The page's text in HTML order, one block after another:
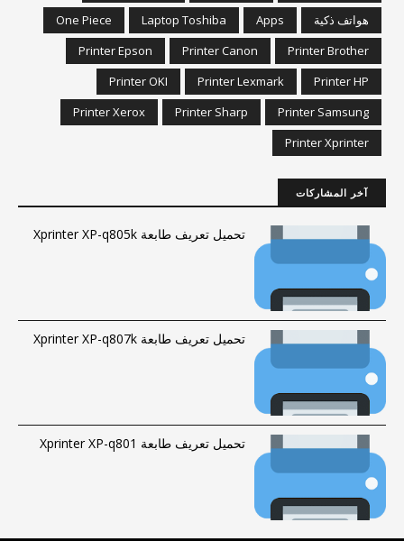
هواتف ذكية
Apps
Laptop Toshiba
One Piece
Printer Brother
Printer Canon
Printer Epson
Printer HP
Printer Lexmark
Printer OKI
Printer Samsung
Printer Sharp
Printer Xerox
Printer Xprinter
آخر المشاركات
تحميل تعريف طابعة Xprinter XP-q805k
تحميل تعريف طابعة Xprinter XP-q807k
تحميل تعريف طابعة Xprinter XP-q801